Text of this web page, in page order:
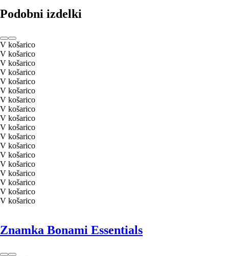
Podobni izdelki
V košarico
V košarico
V košarico
V košarico
V košarico
V košarico
V košarico
V košarico
V košarico
V košarico
V košarico
V košarico
V košarico
V košarico
V košarico
V košarico
V košarico
V košarico
Znamka Bonami Essentials